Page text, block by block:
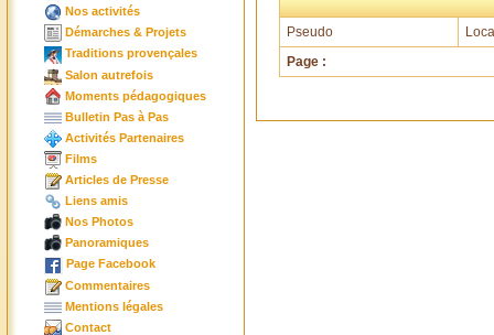
Nos activités
Démarches & Projets
Traditions provençales
Salon autrefois
Moments pédagogiques
Bulletin Pas à Pas
Activités Partenaires
Films
Articles de Presse
Liens amis
Nos Photos
Panoramiques
Page Facebook
Commentaires
Mentions légales
Contact
Pseudo
Page :